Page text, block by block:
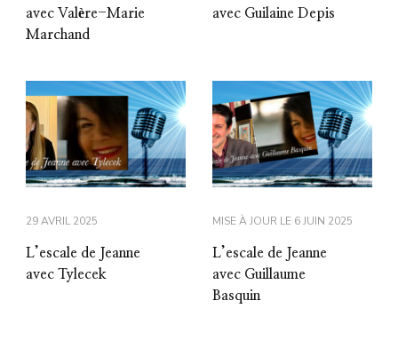
avec Valère-Marie
Marchand
avec Guilaine Depis
29 AVRIL 2025
L’escale de Jeanne
avec Tylecek
MISE À JOUR LE 6 JUIN 2025
L’escale de Jeanne
avec Guillaume
Basquin